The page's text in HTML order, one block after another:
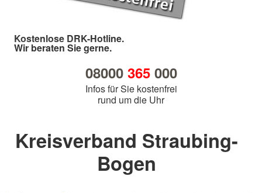
Kostenlose DRK-Hotline.
Wir beraten Sie gerne.
08000 365000
Infos für Sie kostenfrei
rund um die Uhr
Kreisverband Straubing-
Bogen